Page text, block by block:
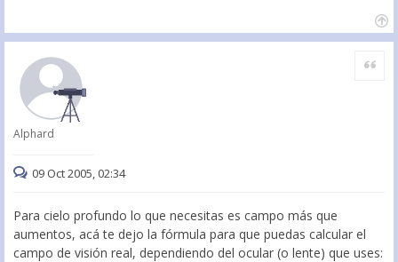
Alphard
Citar
09 Oct 2005, 02:34
Para cielo profundo lo que necesitas es campo más que
aumentos, acá te dejo la fórmula para que puedas calcular el
campo de visión real, dependiendo del ocular (o lente) que uses: